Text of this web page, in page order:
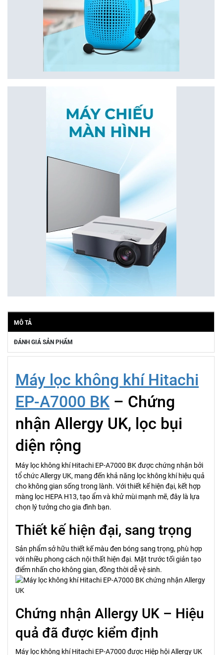
MÔ TẢ
ĐÁNH GIÁ SẢN PHẨM
Máy lọc không khí Hitachi
EP-A7000 BK – Chứng
nhận Allergy UK, lọc bụi
diện rộng
Máy lọc không khí Hitachi EP-A7000 BK được chứng nhận bởi
tổ chức Allergy UK, mang đến khả năng lọc không khí hiệu quả
cho không gian sống trong lành. Với thiết kế hiện đại, kết hợp
màng lọc HEPA H13, tạo ẩm và khử mùi mạnh mẽ, đây là lựa
chọn lý tưởng cho gia đình bạn.
Thiết kế hiện đại, sang trọng
Sản phẩm sở hữu thiết kế màu đen bóng sang trọng, phù hợp
với nhiều phong cách nội thất hiện đại. Mặt trước tối giản tạo
điểm nhấn cho không gian, đồng thời dễ vệ sinh.
Chứng nhận Allergy UK – Hiệu
quả đã được kiểm định
Máy lọc không khí Hitachi EP-A7000 được Hiệp hội Allergy UK